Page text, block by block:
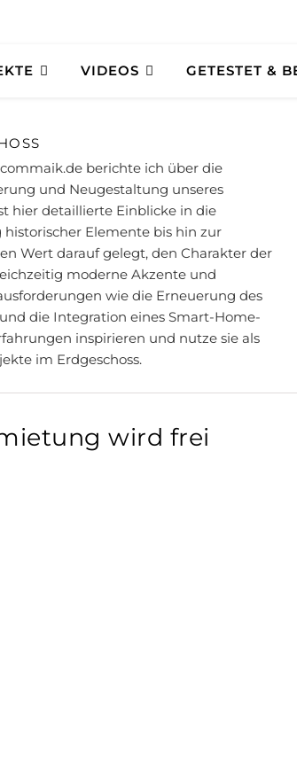
VIDEOS GETESTET &
berichte ich über die
und Neugestaltung unseres
hier detaillierte Einblicke in die
Elemente bis hin zur
Wert darauf gelegt, den Charakter der
moderne Akzente und
wie die Erneuerung des
die Integration eines Smart-Home-
inspirieren und nutze sie als
im Erdgeschoss.
wird frei